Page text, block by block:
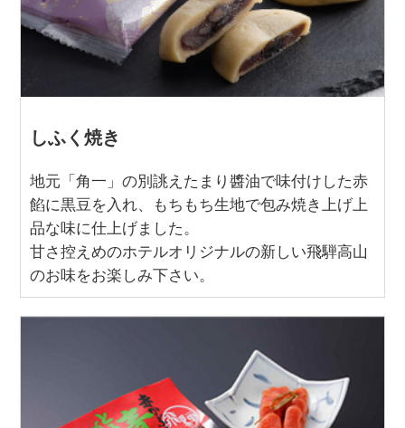
しふく焼き
地元「角一」の別誂えたまり醬油で味付けした赤
餡に黒豆を入れ、もちもち生地で包み焼き上げ上
品な味に仕上げました。
甘さ控えめのホテルオリジナルの新しい飛騨高山
のお味をお楽しみ下さい。